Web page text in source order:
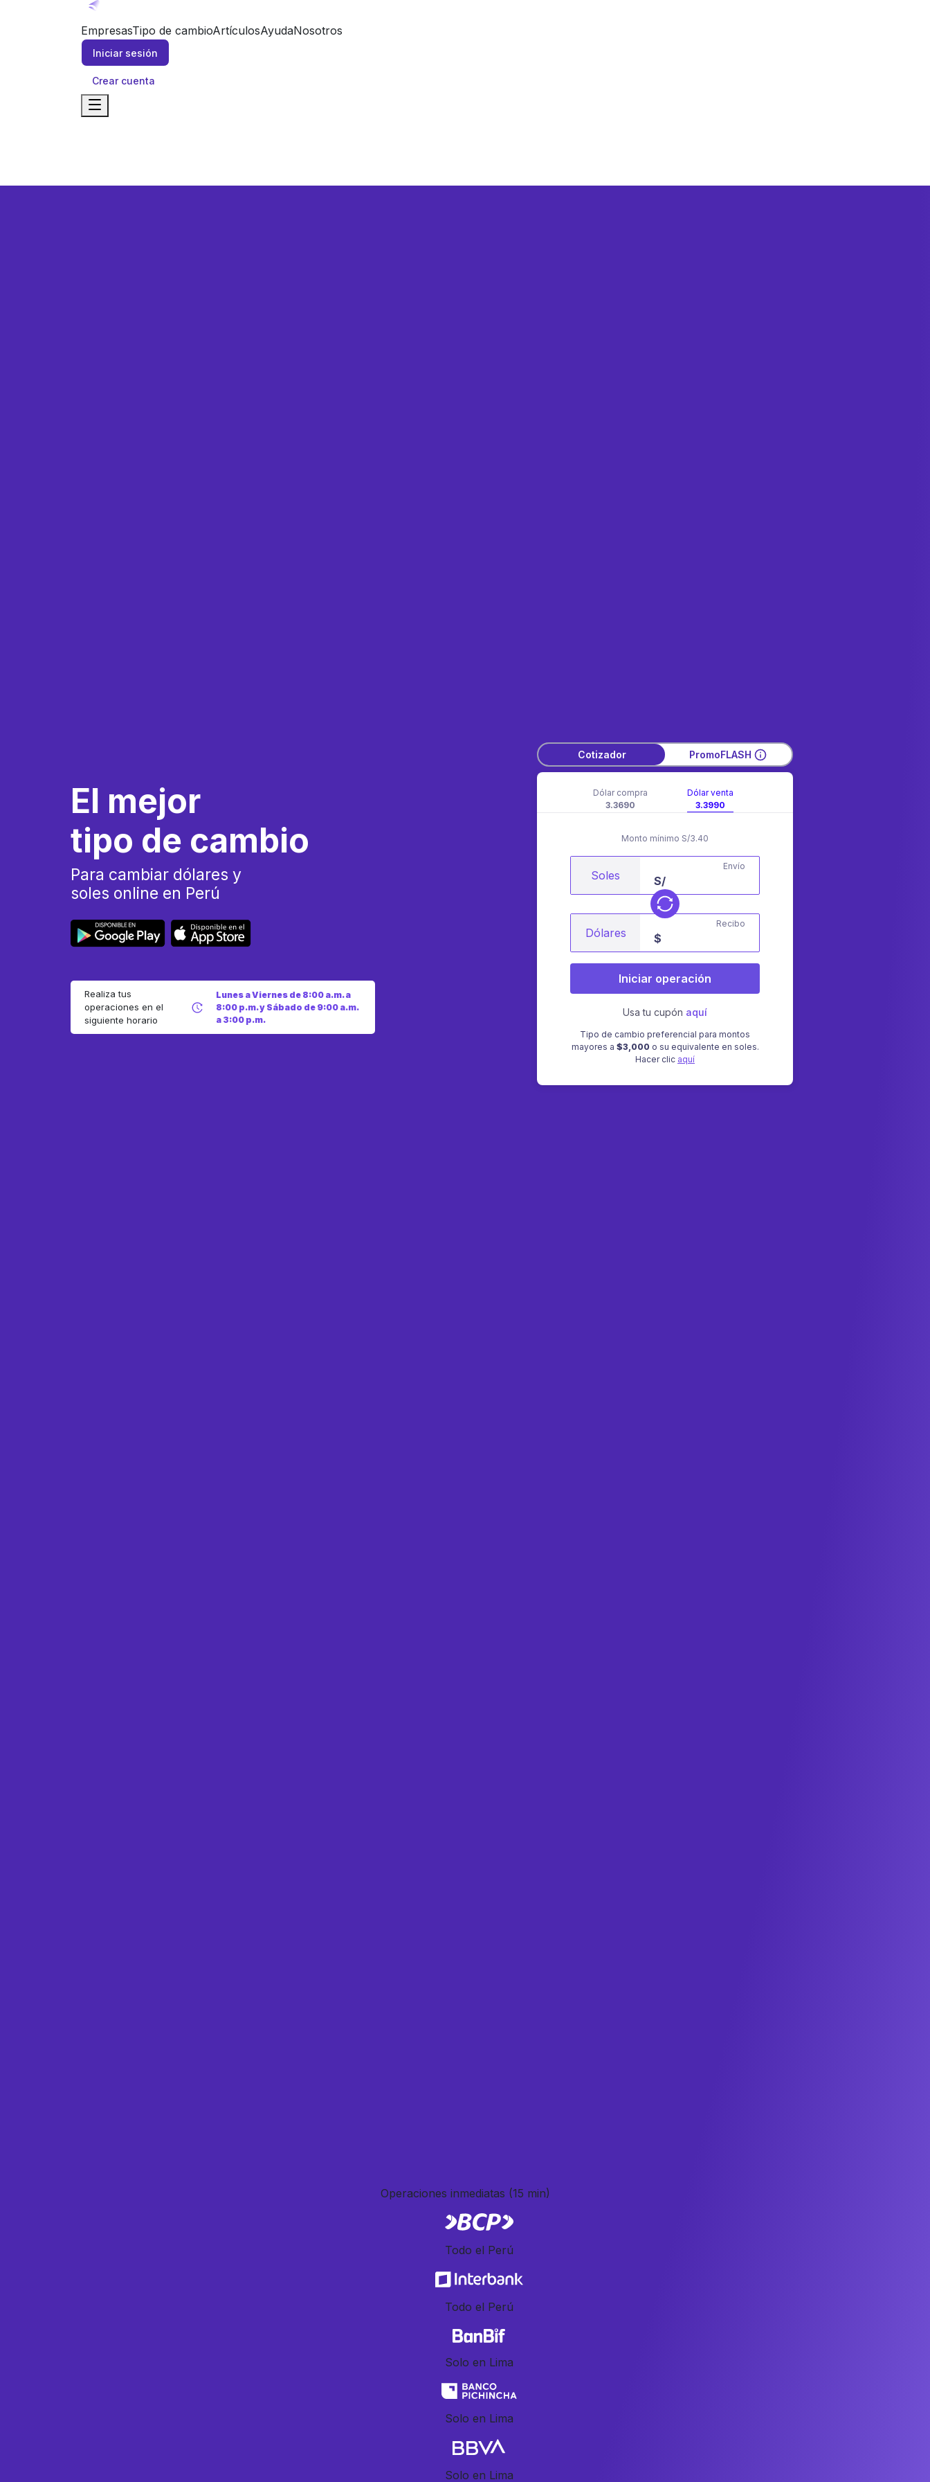
EmpresasTipo de cambioArtículosAyudaNosotros
Iniciar sesión
Crear cuenta
El mejor
tipo de cambio
Para cambiar dólares y
soles online en Perú
Realiza tus
operaciones en el
siguiente horario
Lunes a Viernes de 8:00 a.m. a
8:00 p.m. y Sábado de 9:00 a.m.
a 3:00 p.m.
Cotizador PromoFLASH
Dólar compra
3.3690
Dólar venta
3.3990
Monto mínimo S/3.40
Soles
Envío
S/
Dólares
Recibo
$
Iniciar operación
Usa tu cupón aquí
Tipo de cambio preferencial para montos
mayores a $3,000 o su equivalente en soles.
Hacer clic aquí
Operaciones inmediatas (15 min)
Todo el Perú
Todo el Perú
Solo en Lima
Solo en Lima
Solo en Lima